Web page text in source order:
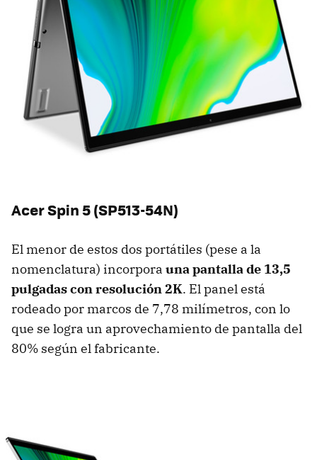
Acer Spin 5 (SP513-54N)
El menor de estos dos portátiles (pese a la
nomenclatura) incorpora una pantalla de 13,5
pulgadas con resolución 2K. El panel está
rodeado por marcos de 7,78 milímetros, con lo
que se logra un aprovechamiento de pantalla del
80% según el fabricante.